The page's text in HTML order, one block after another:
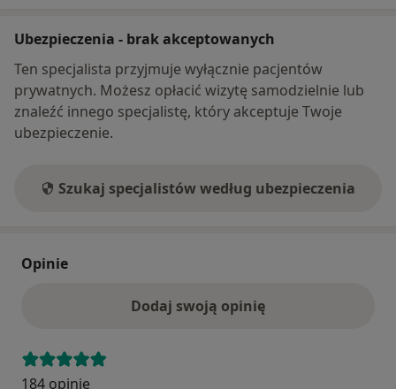
Ubezpieczenia - brak akceptowanych
Ten specjalista przyjmuje wyłącznie pacjentów
prywatnych. Możesz opłacić wizytę samodzielnie lub
znaleźć innego specjalistę, który akceptuje Twoje
ubezpieczenie.
Szukaj specjalistów według ubezpieczenia
Opinie
Dodaj swoją opinię
184 opinie